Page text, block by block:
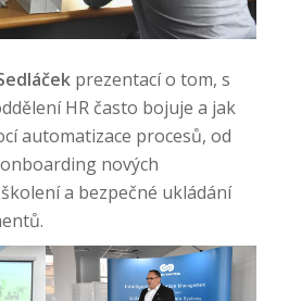
prezentací o tom, s
HR často bojuje a jak
automatizace procesů, od
nových
a bezpečné ukládání